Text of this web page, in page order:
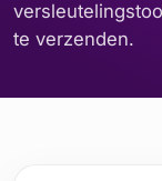
te verzenden.